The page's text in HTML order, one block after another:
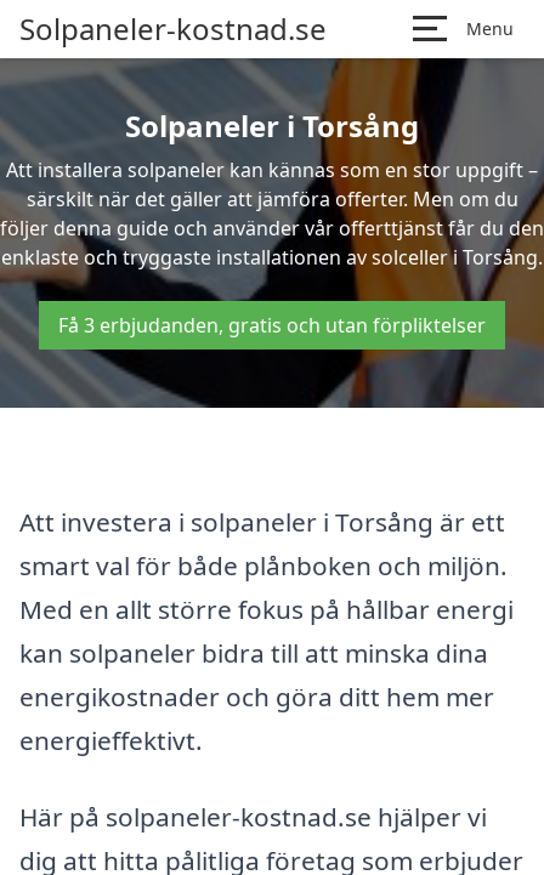
Solpaneler-kostnad.se Menu
Solpaneler i Torsång
Att installera solpaneler kan kännas som en stor uppgift –
särskilt när det gäller att jämföra offerter. Men om du
följer denna guide och använder vår offerttjänst får du den
enklaste och tryggaste installationen av solceller i Torsång.
Få 3 erbjudanden, gratis och utan förpliktelser
Att investera i solpaneler i Torsång är ett
smart val för både plånboken och miljön.
Med en allt större fokus på hållbar energi
kan solpaneler bidra till att minska dina
energikostnader och göra ditt hem mer
energieffektivt.
Här på solpaneler-kostnad.se hjälper vi
dig att hitta pålitliga företag som erbjuder